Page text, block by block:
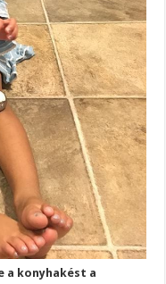
a konyhakést a